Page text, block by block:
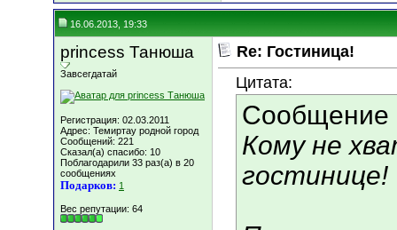
16.06.2013, 19:33
princess Танюша
Завсегдатай
Регистрация: 02.03.2011
Адрес: Темиртау родной город
Сообщений: 221
Сказал(а) спасибо: 10
Поблагодарили 33 раз(а) в 20
сообщениях
Подарков: 1
Вес репутации: 64
Re: Гостиница!
Цитата:
Сообщение
Кому не
гостинице!